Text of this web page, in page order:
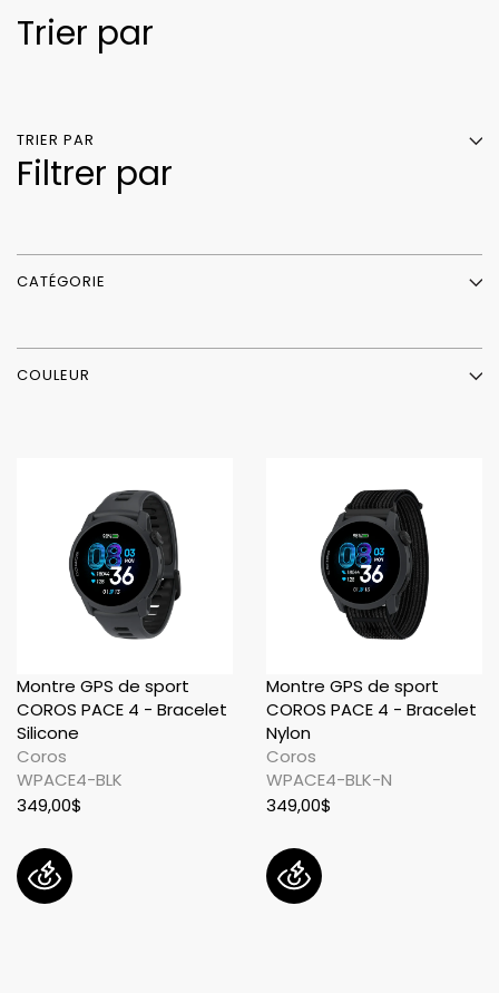
Trier par
TRIER PAR
Filtrer par
CATÉGORIE
COULEUR
349,00$
Montre GPS de sport
COROS PACE 4 - Bracelet
Silicone
Coros
WPACE4-BLK
349,00$
Montre GPS de sport
COROS PACE 4 - Bracelet
Nylon
Coros
WPACE4-BLK-N